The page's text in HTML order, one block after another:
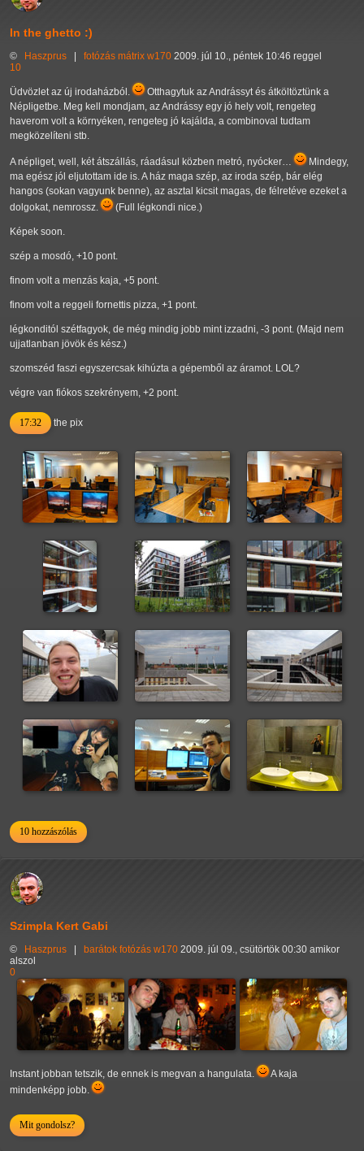
In the ghetto :)
© Haszprus | fotózás mátrix w170 2009. júl 10., péntek 10:46 reggel
10
Üdvözlet az új irodaházból.
Otthagytuk az Andrássyt és átköltöztünk a
Népligetbe. Meg kell mondjam, az Andrássy egy jó hely volt, rengeteg
haverom volt a környéken, rengeteg jó kajálda, a combinoval tudtam
megközelíteni stb.
A népliget, well, két átszállás, ráadásul közben metró, nyócker…
Mindegy,
ma egész jól eljutottam ide is. A ház maga szép, az iroda szép, bár elég
hangos (sokan vagyunk benne), az asztal kicsit magas, de félretéve ezeket a
dolgokat, nemrossz.
(Full légkondi nice.)
Képek soon.
szép a mosdó, +10 pont.
finom volt a menzás kaja, +5 pont.
finom volt a reggeli fornettis pizza, +1 pont.
légkonditól szétfagyok, de még mindig jobb mint izzadni, -3 pont. (Majd nem
ujjatlanban jövök és kész.)
szomszéd faszi egyszercsak kihúzta a gépemből az áramot. LOL?
végre van fiókos szekrényem, +2 pont.
17:32 the pix
10 hozzászólás
Szimpla Kert Gabi
© Haszprus | barátok fotózás w170 2009. júl 09., csütörtök 00:30 amikor
alszol
0
Instant jobban tetszik, de ennek is megvan a hangulata.
A kaja
mindenképp jobb.
Mit gondolsz?